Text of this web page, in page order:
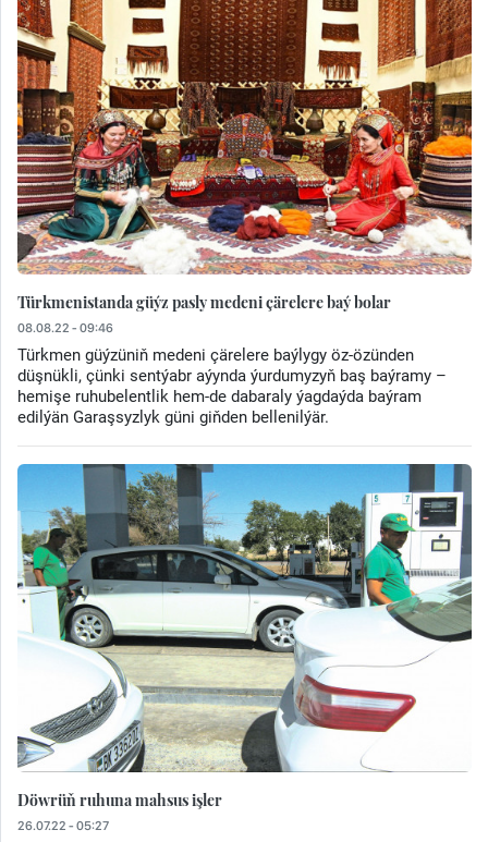
Türkmenistanda güýz pasly medeni çärelere baý bolar
08.08.22 - 09:46
Türkmen güýzüniň medeni çärelere baýlygy öz-özünden
düşnükli, çünki sentýabr aýynda ýurdumyzyň baş baýramy –
hemişe ruhubelentlik hem-de dabaraly ýagdaýda baýram
edilýän Garaşsyzlyk güni giňden bellenilýär.
Döwrüň ruhuna mahsus işler
26.07.22 - 05:27